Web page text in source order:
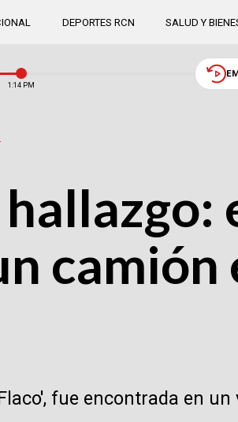
DEPORTES RCN SALUD Y
1:14 PM
fue encontrada en